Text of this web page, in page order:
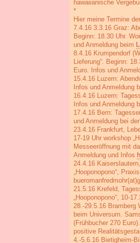
hawaiianische
*
Hier meine Termine
7.4.16 3.3.16 Graz:
Beginn: 18.30 Uhr.
und Anmeldung beim
8.4.16 Krumpendorf
Lieferung“. Beginn:
Euro. Infos und
15.4.16 Luzern:
Infos und Anmeldung
16.4.16 Luzern:
Infos und Anmeldung
17.4.16 Bern:
und Anmeldung bei der
23.4.16 Frankfurt,
17-19 Uhr workshop
Messeeröffnung mit
Anmeldung und Infos
24.4.16
„Hooponopono“,
21.5.16 Krefeld,
„Hooponopono“, 10-
28.-29.5.16 Bramberg
beim Universum.
(Frühbucher 270
positive
4.-5.6.16 Bietigheim-